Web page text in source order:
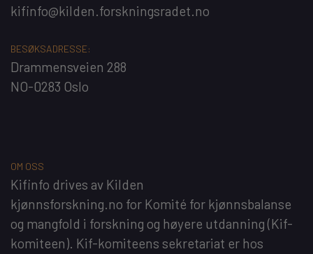
kifinfo@kilden.forskningsradet.no
BESØKSADRESSE:
Drammensveien 288
NO-0283 Oslo
OM OSS
Kifinfo drives av Kilden
kjønnsforskning.no for Komité for kjønnsbalanse
og mangfold i forskning og høyere utdanning(Kif-
komiteen). Kif-komiteens sekretariat er hos